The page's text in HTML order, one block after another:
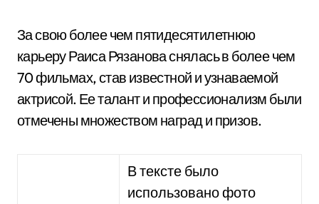
За свою более чем пятидесятилетнюю
карьеру Раиса Рязанова снялась в более чем
70 фильмах, став известной и узнаваемой
актрисой. Ее талант и профессионализм были
отмечены множеством наград и призов.
В тексте было
использовано фото